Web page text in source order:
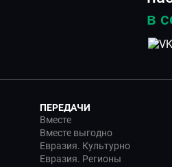
в
ПЕРЕДАЧИ
Вместе
Вместе выгодно
Евразия. Культурно
Евразия. Регионы